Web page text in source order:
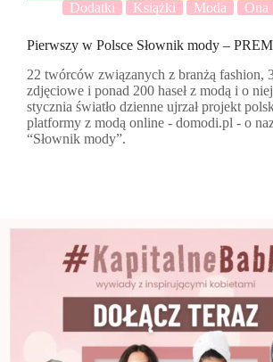
Dodatki Książki Moda Ona
Pierwszy w Polsce Słownik mody –
22 twórców związanych z branżą fashion,
zdjęciowe i ponad 200 haseł z modą i o
stycznia światło dzienne ujrzał projekt
platformy z modą online - domodi.pl - o
“Słownik mody”.